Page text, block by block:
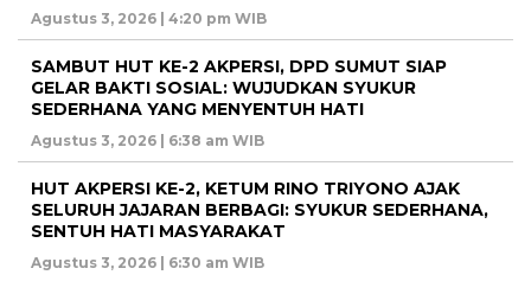
Agustus 3, 2026 | 4:20 pm WIB
SAMBUT HUT KE-2 AKPERSI, DPD SUMUT SIAP
GELAR BAKTI SOSIAL: WUJUDKAN SYUKUR
SEDERHANA YANG MENYENTUH HATI
Agustus 3, 2026 | 6:38 am WIB
HUT AKPERSI KE-2, KETUM RINO TRIYONO AJAK
SELURUH JAJARAN BERBAGI: SYUKUR SEDERHANA,
SENTUH HATI MASYARAKAT
Agustus 3, 2026 | 6:30 am WIB